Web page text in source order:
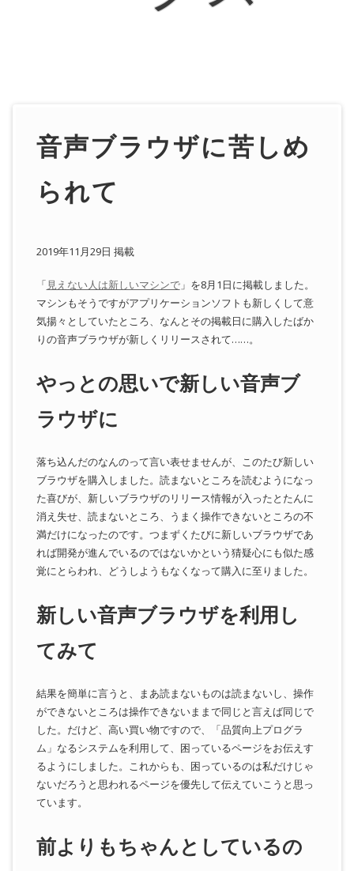
音声ブラウザに苦しめ
られて
2019年11月29日 掲載
「見えない人は新しいマシンで」を8月1日に掲載しました。
マシンもそうですがアプリケーションソフトも新しくして意
気揚々としていたところ、なんとその掲載日に購入したばか
りの音声ブラウザが新しくリリースされて……。
やっとの思いで新しい音声ブ
ラウザに
落ち込んだのなんのって言い表せませんが、このたび新しい
ブラウザを購入しました。読まないところを読むようになっ
た喜びが、新しいブラウザのリリース情報が入ったとたんに
消え失せ、読まないところ、うまく操作できないところの不
満だけになったのです。つまずくたびに新しいブラウザであ
れば開発が進んでいるのではないかという猜疑心にも似た感
覚にとらわれ、どうしようもなくなって購入に至りました。
新しい音声ブラウザを利用し
てみて
結果を簡単に言うと、まあ読まないものは読まないし、操作
ができないところは操作できないままで同じと言えば同じで
した。だけど、高い買い物ですので、「品質向上プログラ
ム」なるシステムを利用して、困っているページをお伝えす
るようにしました。これからも、困っているのは私だけじゃ
ないだろうと思われるページを優先して伝えていこうと思っ
ています。
前よりもちゃんとしているの